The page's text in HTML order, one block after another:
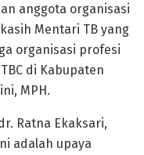
anggota organisasi
Mentari TB yang
organisasi profesi
di Kabupaten
MPH.
Ratna Ekaksari,
adalah upaya